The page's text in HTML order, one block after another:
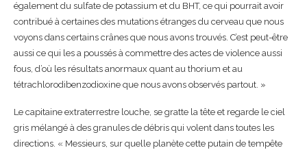
également du sulfate de potassium et du BHT, ce qui pourrait avoir
contribué à certaines des mutations étranges du cerveau que nous
voyons dans certains crânes que nous avons trouvés. C’est peut-être
aussi ce qui les a poussés à commettre des actes de violence aussi
fous, d’où les résultats anormaux quant au thorium et au
tétrachlorodibenzodioxine que nous avons observés partout. »
Le capitaine extraterrestre louche, se gratte la tête et regarde le ciel
gris mélangé à des granules de débris qui volent dans toutes les
directions. « Messieurs, sur quelle planète cette putain de tempête